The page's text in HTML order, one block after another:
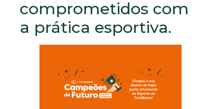
comprometidos com
a prática esportiva.